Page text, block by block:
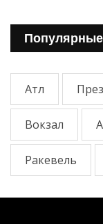
Атл
Вокзал
Ракевель